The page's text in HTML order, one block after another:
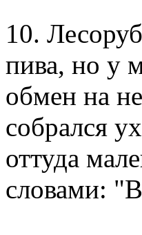
10.
пива, но у
обмен на
собрался
оттуда
словами: